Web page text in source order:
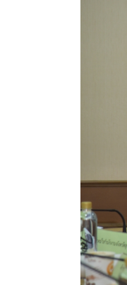
ข้อบัญญัติงบ
ข้อบัญญัติอื่น
รายงานการ